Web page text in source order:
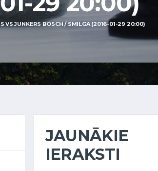
VS JUNKERS BOSCH / SMILGA (2016-01-29 20:00)
JAUNĀKIE
IERAKSTI